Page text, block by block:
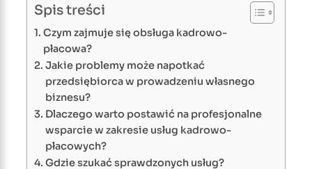
Spis treści
Czym zajmuje się obsługa kadrowo-
płacowa?
Jakie problemy może napotkać
przedsiębiorca w prowadzeniu własnego
biznesu?
Dlaczego warto postawić na profesjonalne
wsparcie w zakresie usług kadrowo-
płacowych?
Gdzie szukać sprawdzonych usług?